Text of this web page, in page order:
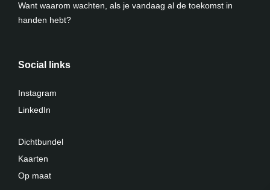
Want waarom wachten, als je vandaag al de toekomst in
handen hebt?
Social links
Instagram
LinkedIn
Dichtbundel
Kaarten
Op maat